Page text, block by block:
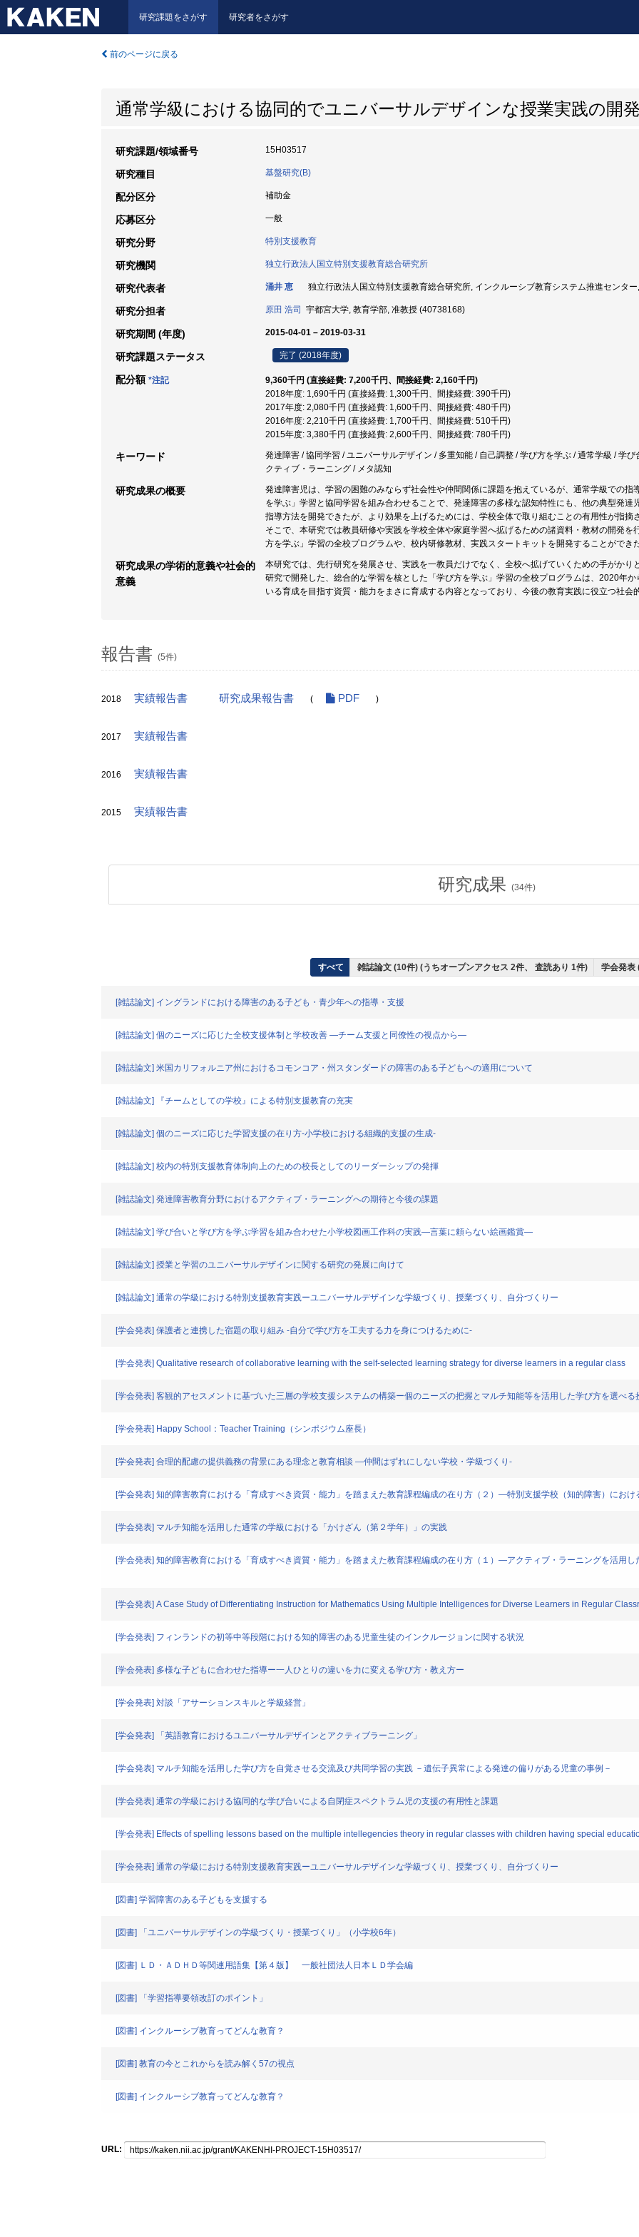
研究課題をさがす 研究者をさがす
前のページに戻る
通常学級における協同的でユニバーサルデザインな授業実践の開発
研究課題/領域番号 15H03517
研究種目 基盤研究(B)
配分区分 補助金
応募区分 一般
研究分野 特別支援教育
研究機関 独立行政法人国立特別支援教育総合研究所
研究代表者 涌井 恵 独立行政法人国立特別支援教育総合研究所, インクルーシブ教育システム推進センタ
研究分担者 原田 浩司 宇都宮大学, 教育学部, 准教授 (40738168)
研究期間 (年度) 2015-04-01 – 2019-03-31
研究課題ステータス 完了 (2018年度)
配分額 *注記
9,360千円 (直接経費: 7,200千円、間接経費: 2,160千円)
2018年度: 1,690千円 (直接経費: 1,300千円、間接経費: 390千円)
2017年度: 2,080千円 (直接経費: 1,600千円、間接経費: 480千円)
2016年度: 2,210千円 (直接経費: 1,700千円、間接経費: 510千円)
2015年度: 3,380千円 (直接経費: 2,600千円、間接経費: 780千円)
キーワード
発達障害 / 協同学習 / ユニバーサルデザイン / 多重知能 / 自己調整 / 学び方を学ぶ / 通常学級 / 学
クティブ・ラーニング / メタ認知
研究成果の概要
発達障害児は、学習の困難のみならず社会性や仲間関係に課題を抱えているが、通常学級での
を学ぶ」学習と協同学習を組み合わせることで、発達障害の多様な認知特性にも、他の典型発
指導方法を開発できたが、より効果を上げるためには、学校全体で取り組むことの有用性が指摘
そこで、本研究では教員研修や実践を学校全体や家庭学習へ拡げるための諸資料・教材の開発
方を学ぶ」学習の全校プログラムや、校内研修教材、実践スタートキットを開発することができた
研究成果の学術的意義や社会的
意義
本研究では、先行研究を発展させ、実践を一教員だけでなく、全校へ拡げていくための手がか
研究で開発した、総合的な学習を核とした「学び方を学ぶ」学習の全校プログラムは、2020年
いる育成を目指す資質・能力をまさに育成する内容となっており、今後の教育実践に役立つ社会
報告書 (5件)
2018 実績報告書 研究成果報告書 ( PDF )
2017 実績報告書
2016 実績報告書
2015 実績報告書
研究成果 (34件)
すべて 雑誌論文 (10件) (うちオープンアクセス 2件、 査読あり 1件) 学会発表
[雑誌論文] イングランドにおける障害のある子ども・青少年への指導・支援
[雑誌論文] 個のニーズに応じた全校支援体制と学校改善 ―チーム支援と同僚性の視点から―
[雑誌論文] 米国カリフォルニア州におけるコモンコア・州スタンダードの障害のある子どもへの適用について
[雑誌論文] 『チームとしての学校』による特別支援教育の充実
[雑誌論文] 個のニーズに応じた学習支援の在り方-小学校における組織的支援の生成-
[雑誌論文] 校内の特別支援教育体制向上のための校長としてのリーダーシップの発揮
[雑誌論文] 発達障害教育分野におけるアクティブ・ラーニングへの期待と今後の課題
[雑誌論文] 学び合いと学び方を学ぶ学習を組み合わせた小学校図画工作科の実践―言葉に頼らない絵画鑑賞―
[雑誌論文] 授業と学習のユニバーサルデザインに関する研究の発展に向けて
[雑誌論文] 通常の学級における特別支援教育実践ーユニバーサルデザインな学級づくり、授業づくり、自分づくりー
[学会発表] 保護者と連携した宿題の取り組み -自分で学び方を工夫する力を身につけるために-
[学会発表] Qualitative research of collaborative learning with the self-selected learning strategy for diverse learners in a regular class
[学会発表] 客観的アセスメントに基づいた三層の学校支援システムの構築ー個のニーズの把握とマルチ知能等を活用した学び方を選べる
[学会発表] Happy School：Teacher Training（シンポジウム座長）
[学会発表] 合理的配慮の提供義務の背景にある理念と教育相談 ―仲間はずれにしない学校・学級づくり-
[学会発表] 知的障害教育における「育成すべき資質・能力」を踏まえた教育課程編成の在り方（２）―特別支援学校（知的障害）にお
[学会発表] マルチ知能を活用した通常の学級における「かけざん（第２学年）」の実践
[学会発表] 知的障害教育における「育成すべき資質・能力」を踏まえた教育課程編成の在り方（１）―アクティブ・ラーニングを活用
[学会発表] A Case Study of Differentiating Instruction for Mathematics Using Multiple Intelligences for Diverse Learners in Regular
[学会発表] フィンランドの初等中等段階における知的障害のある児童生徒のインクルージョンに関する状況
[学会発表] 多様な子どもに合わせた指導ー一人ひとりの違いを力に変える学び方・教え方ー
[学会発表] 対談「アサーションスキルと学級経営」
[学会発表] 「英語教育におけるユニバーサルデザインとアクティブラーニング」
[学会発表] マルチ知能を活用した学び方を自覚させる交流及び共同学習の実践 －遺伝子異常による発達の偏りがある児童の事例－
[学会発表] 通常の学級における協同的な学び合いによる自閉症スペクトラム児の支援の有用性と課題
[学会発表] Effects of spelling lessons based on the multiple intellegencies theory in regular classes with children having special
[学会発表] 通常の学級における特別支援教育実践ーユニバーサルデザインな学級づくり、授業づくり、自分づくりー
[図書] 学習障害のある子どもを支援する
[図書] 「ユニバーサルデザインの学級づくり・授業づくり」（小学校6年）
[図書] ＬＤ・ＡＤＨＤ等関連用語集【第４版】 一般社団法人日本ＬＤ学会編
[図書] 「学習指導要領改訂のポイント」
[図書] インクルーシブ教育ってどんな教育？
[図書] 教育の今とこれからを読み解く57の視点
[図書] インクルーシブ教育ってどんな教育？
URL: